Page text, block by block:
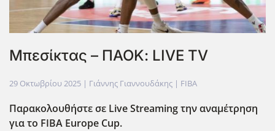
Μπεσίκτας – ΠΑΟΚ: LIVE TV
29 Οκτωβρίου 2025 | Γιάννης Γιαννουδάκης | FIBA
Παρακολουθήστε σε LiveStreamingτην αναμέτρηση
για το FIBA Europe Cup.